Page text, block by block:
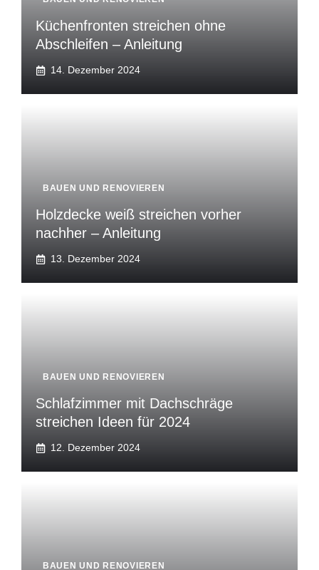
Küchenfronten streichen ohne
Abschleifen – Anleitung
14. Dezember 2024
BAUEN UND RENOVIEREN
Holzdecke weiß streichen vorher
nachher – Anleitung
13. Dezember 2024
BAUEN UND RENOVIEREN
Schlafzimmer mit Dachschräge
streichen Ideen für 2024
12. Dezember 2024
BAUEN UND RENOVIEREN